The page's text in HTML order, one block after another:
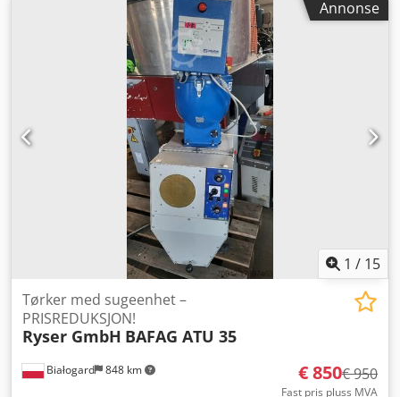
Annonse
1 / 15
Białogard 848 km
Tørker med sugeenhet –
PRISREDUKSJON!
Ryser GmbH BAFAG ATU 35
€ 850€ 950
Fast pris pluss MVA